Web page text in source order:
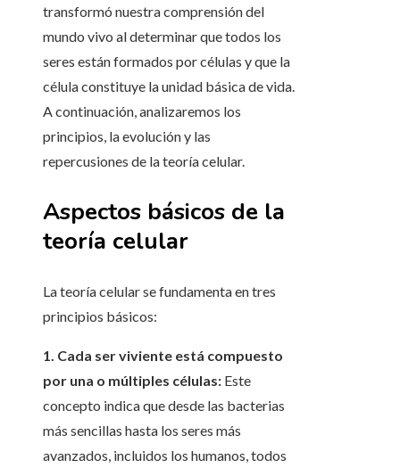
transformó nuestra comprensión del
mundo vivo al determinar que todos los
seres están formados por células y que la
célula constituye la unidad básica de vida.
A continuación, analizaremos los
principios, la evolución y las
repercusiones de la teoría celular.
Aspectos básicos de la
teoría celular
La teoría celular se fundamenta en tres
principios básicos:
1. Cada ser viviente está compuesto
por una o múltiples células: Este
concepto indica que desde las bacterias
más sencillas hasta los seres más
avanzados, incluidos los humanos, todos